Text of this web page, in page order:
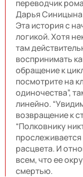
переводчик
Дарья
Эта история с
логикой. Хотя
там
воспринимать
обращение к
посмотрите на
одиночества”,
линейно.
возвращение к
“Полковнику
расцвета. И
всем, что ее
смертью.